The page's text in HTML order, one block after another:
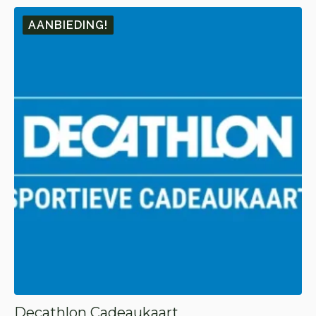
AANBIEDING!
Decathlon Cadeaukaart